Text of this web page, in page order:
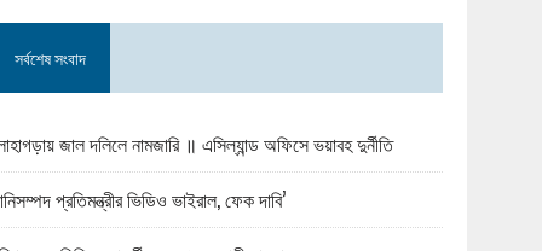
সর্বশেষ সংবাদ
জাল দলিলে নামজারি ॥ এসিল্যান্ড অফিসে ভয়াবহ দুর্নীতি
প্রতিমন্ত্রীর ভিডিও ভাইরাল, ফেক দাবি’